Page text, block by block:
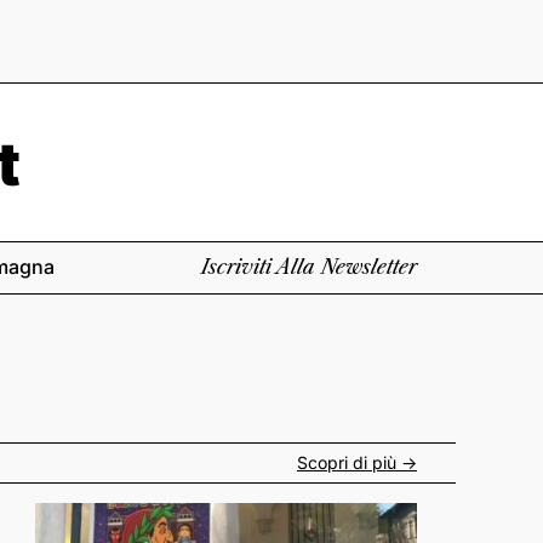
Iscriviti Alla Newsletter
Scopri di più ->